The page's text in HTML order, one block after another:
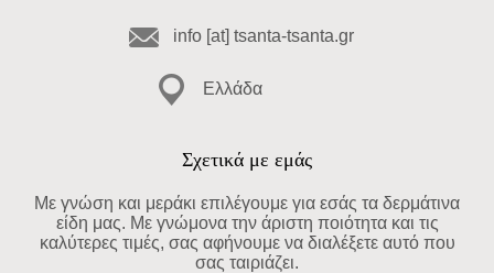
info [at] tsanta-tsanta.gr
Ελλάδα
Σχετικά με εμάς
Με γνώση και μεράκι επιλέγουμε για εσάς τα δερμάτινα
είδη μας. Με γνώμονα την άριστη ποιότητα και τις
καλύτερες τιμές, σας αφήνουμε να διαλέξετε αυτό που
σας ταιριάζει.